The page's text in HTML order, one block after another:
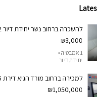
להשכרה ברחוב נשר יחידת דיור 2 חדרים
₪3,000
1 אמבטיה •
יחידת דיור
למכירה ברחוב מורד הגיא דירת 3.5 חדרים
₪1,050,000